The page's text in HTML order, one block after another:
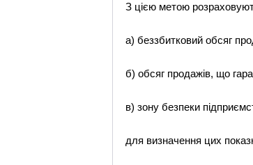
З цією метою
а) беззбитковий обсяг
б) обсяг продажів, що
в) зону безпеки
для визначення цих